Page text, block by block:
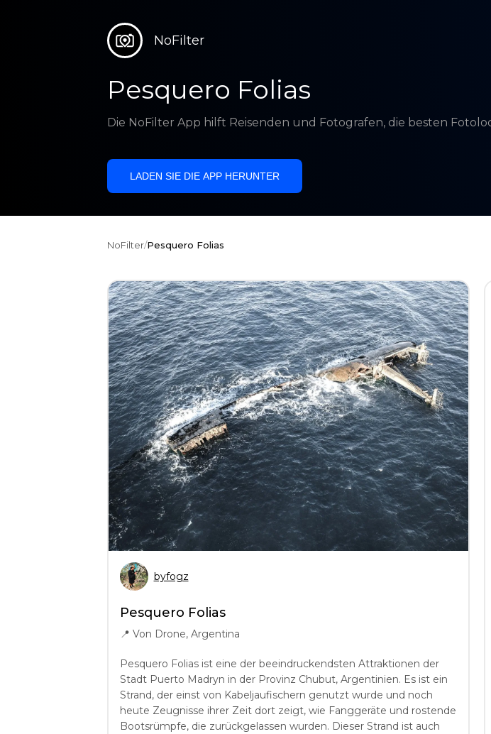
NoFilter
Pesquero Folias
Die NoFilter App hilft Reisenden und Fotografen, die besten
LADEN SIE DIE APP HERUNTER
NoFilter/Pesquero Folias
byfogz
Pesquero Folias
📍 Von Drone, Argentina
Pesquero Folias ist eine der beeindruckendsten Attraktionen der
Stadt Puerto Madryn in der Provinz Chubut, Argentinien. Es ist ein
Strand, der einst von Kabeljaufischern genutzt wurde und noch
heute Zeugnisse ihrer Zeit dort zeigt, wie Fanggeräte und rostende
Bootsrümpfe, die zurückgelassen wurden. Dieser Strand ist auch